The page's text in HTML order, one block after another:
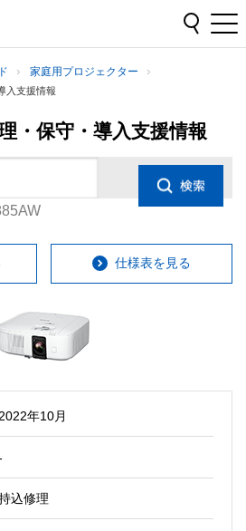
家庭用プロジェクター
入支援情報
・保守・導入支援情報
仕様表を見る
年10月
込修理